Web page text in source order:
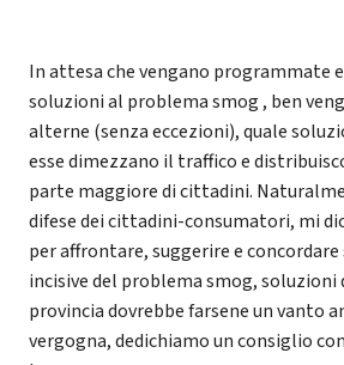
In attesa che vengano programmate
soluzioni al problema smog , ben
alterne (senza eccezioni), quale
esse dimezzano il traffico e
parte maggiore di cittadini.
difese dei cittadini-consumatori, mi
per affrontare, suggerire e concordare
incisive del problema smog, soluzioni
provincia dovrebbe farsene un vanto
vergogna, dedichiamo un consiglio